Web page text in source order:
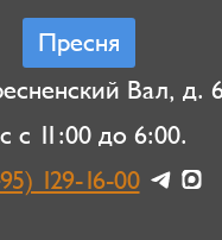
Пресня
Вал, д.
с 11:00 до 6:00.
129-16-00